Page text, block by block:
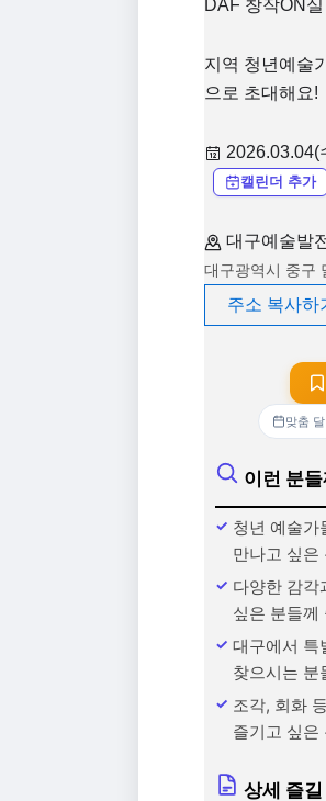
DAF 창작ON
지역 청년예술
으로 초대해요!
2026.03.04(
캘린더 추가
대구예술발
대구광역시 중구
주소 복사하
맞춤
이런 분
청년 예술가
만나고 싶은
다양한 감각
싶은 분들께
대구에서 특
찾으시는 분
조각, 회화
즐기고 싶은
상세 즐길